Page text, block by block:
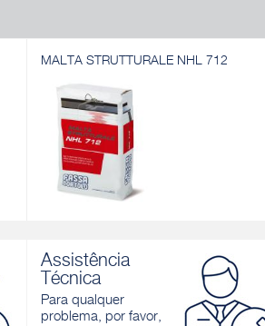
MALTA STRUTTURALE NHL 712
Bio-argamassa fibrorreforçada estrutural à
base de cal hidráulica natural NHL 3,5
para interiores e exteriores
Descobrir
Assistência
Técnica
Para qualquer
problema, por favor,